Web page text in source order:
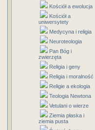
Kościół a ewolucja
Kościół a
uniwersytety
Medycyna i religia
Neuroteologia
Pan Bóg i
zwierzęta
Religia i geny
Religia i moralność
Religie a ekologia
Teologia Newtona
Vetulani o wierze
Ziemia płaska i
ziemia pusta